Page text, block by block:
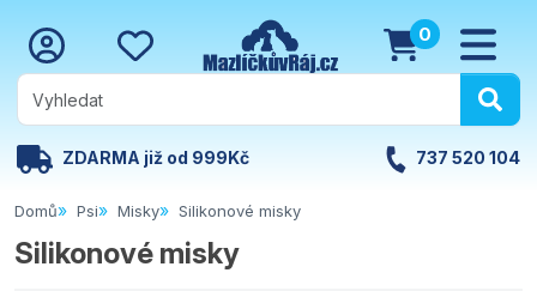
0
ZDARMA již od 999Kč 737 520 104
Domů Psi Misky Silikonové misky
Silikonové misky